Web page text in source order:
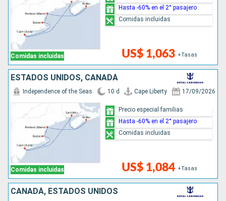
Comidas incluidas US$ 1,063 +Tasas
Hasta -60% en el 2° pasajero
Comidas incluidas
ESTADOS UNIDOS, CANADÁ
Comidas incluidas
Independence of the Seas 10 d Cape Liberty 17/09/2026
US$ 1,084 +Tasas
Precio especial familias
Hasta -60% en el 2° pasajero
Comidas incluidas
CANADÁ, ESTADOS UNIDOS